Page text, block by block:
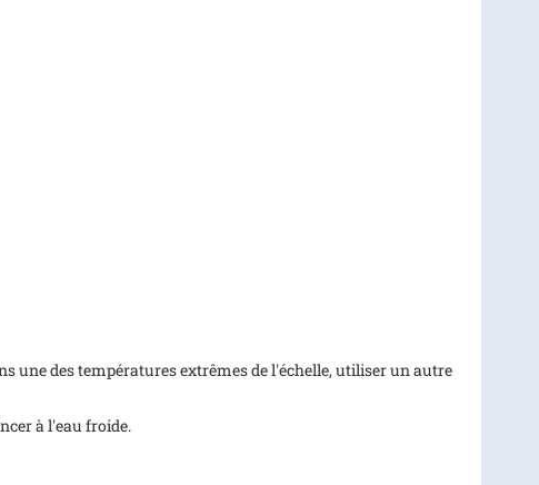
une des températures extrêmes de l'échelle, utiliser un autre
à l'eau froide.